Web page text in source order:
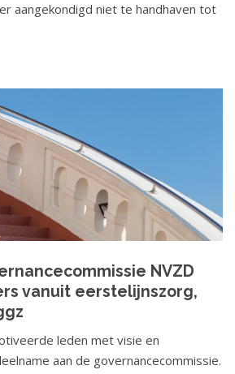
aangekondigd niet te handhaven tot
NVZD
vanuit eerstelijnszorg,
leden met visie en
aan de governancecommissie.